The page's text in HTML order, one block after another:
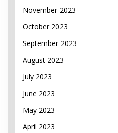
November 2023
October 2023
September 2023
August 2023
July 2023
June 2023
May 2023
April 2023